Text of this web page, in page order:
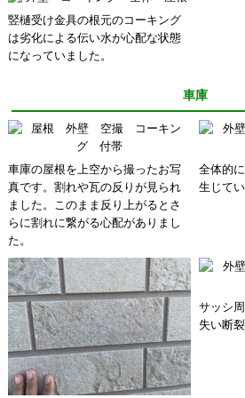
竪樋受け金具の根元のコーキング
は劣化による伝い水が心配な状態
になっていました。
車庫
車庫の屋根を上空から撮ったお写
真です。割れや瓦の反りが見られ
ました。このまま反り上がるとさ
らに割れに繋がる心配がありまし
た。
全体的
生じてい
サッシ
失い断